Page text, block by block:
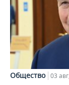
Общество 03